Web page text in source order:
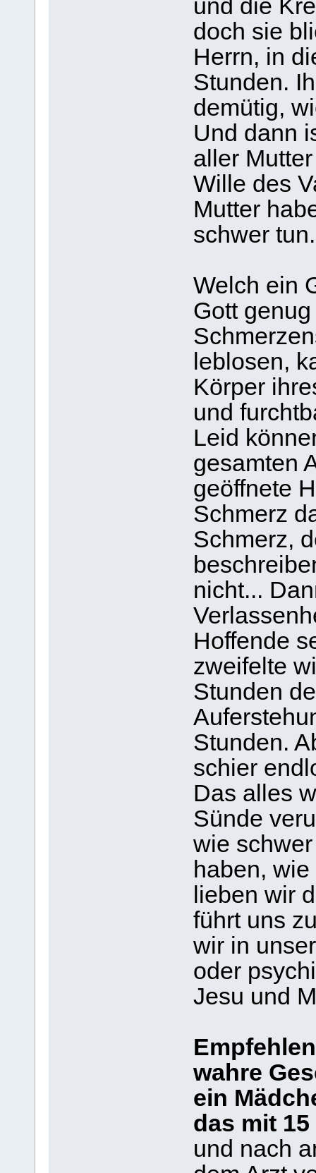
und die
doch sie
Herrn, in
Stunden.
demütig,
Und dann
aller
Wille des
Mutter
schwer tun.
Welch ein
Gott
leblosen,
Körper
und
Leid
gesamten
geöffnete
Schmerz
Schmerz,
nicht...
Hoffende
zweifelte
Stunden
Stunden.
schier
Das alles
Sünde
wie
haben,
lieben wir
führt uns
wir in
oder
Jesu und
wahre
ein
das mit
und nach